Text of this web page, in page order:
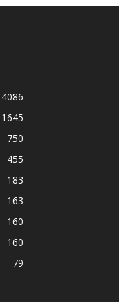
4086
1645
750
455
183
163
160
160
79